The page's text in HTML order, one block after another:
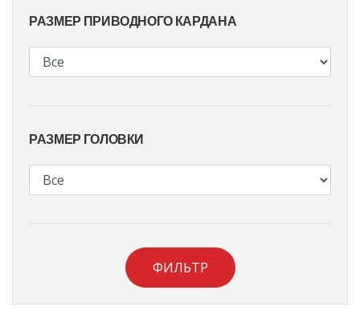
РАЗМЕР ПРИВОДНОГО КАРДАНА
РАЗМЕР ГОЛОВКИ
ФИЛЬТР